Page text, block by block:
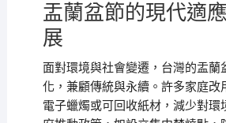
盂蘭盆節的現代適
展
面對環境與社會變遷，台灣的盂蘭
化，兼顧傳統與永續。許多家庭改
電子蠟燭或可回收紙材，減少對環